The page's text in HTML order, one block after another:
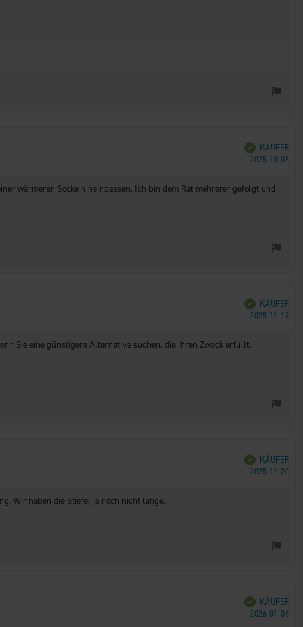
Verifiziert
KÄUFER
2025-10-06
wärmeren Socke hineinpassen. Ich bin dem Rat mehrerer gefolgt und
Verifiziert
KÄUFER
2025-11-17
Sie eine günstigere Alternative suchen, die ihren Zweck erfüllt.
Verifiziert
KÄUFER
2025-11-20
Wir haben die Stiefel ja noch nicht lange.
Verifiziert
KÄUFER
2026-01-06